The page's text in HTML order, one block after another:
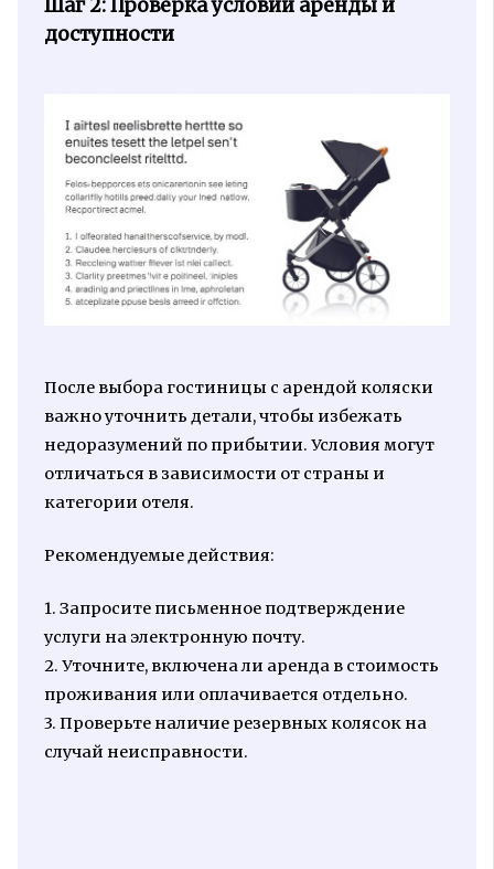
Шаг 2: Проверка условий аренды и
доступности
После выбора гостиницы с арендой коляски
важно уточнить детали, чтобы избежать
недоразумений по прибытии. Условия могут
отличаться в зависимости от страны и
категории отеля.
Рекомендуемые действия:
1. Запросите письменное подтверждение
услуги на электронную почту.
2. Уточните, включена ли аренда в стоимость
проживания или оплачивается отдельно.
3. Проверьте наличие резервных колясок на
случай неисправности.